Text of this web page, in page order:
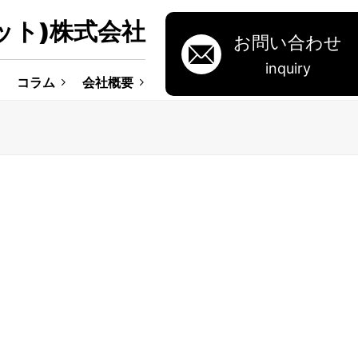
ト)株式会社
コラム 会社概要
お問い合わせ
inquiry